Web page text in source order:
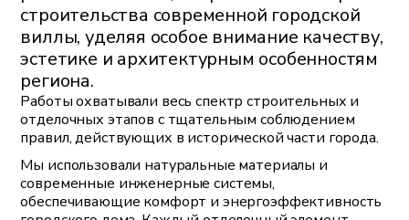
строительства современной городской
виллы, уделяя особое внимание качеству,
эстетике и архитектурным особенностям
региона.
Работы охватывали весь спектр строительных и
отделочных этапов с тщательным соблюдением
правил, действующих в исторической части города.
Мы использовали натуральные материалы и
современные инженерные системы,
обеспечивающие комфорт и энергоэффективность